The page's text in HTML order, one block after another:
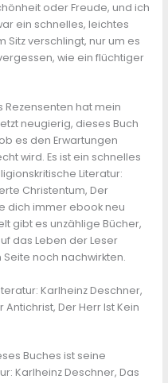
oder Freude, und ich
ein schnelles, leichtes
Sitz verschlingt, nur um es
wie ein flüchtiger
Rezensenten hat mein
neugierig, dieses Buch
es den Erwartungen
wird. Es ist ein schnelles
Literatur:
Christentum, Der
dich immer ebook neu
gibt es unzählige Bücher,
das Leben der Leser
noch nachwirkten.
Karlheinz Deschner,
Der Herr Ist Kein
Buches ist seine
Karlheinz Deschner, Das